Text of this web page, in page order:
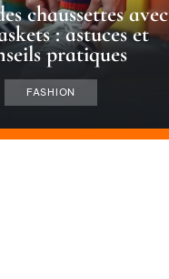
chaussettes avec
: astuces et
pratiques
FASHION